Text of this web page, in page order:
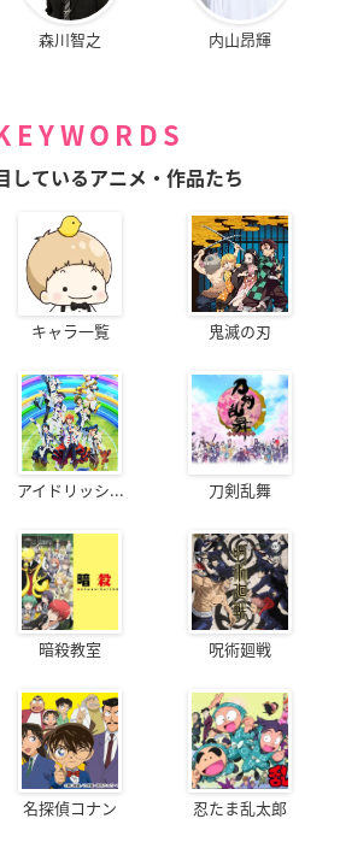
森川智之 内山昂輝
KEYWORDS
しているアニメ・作品たち
キャラ一覧 鬼滅の刃
アイドリッシ... 刀剣乱舞
暗殺教室 呪術廻戦
名探偵コナン 忍たま乱太郎